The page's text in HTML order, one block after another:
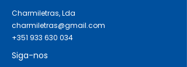
Charmiletras, Lda
charmiletras@gmail.com
+351 933 630 034
Siga-nos